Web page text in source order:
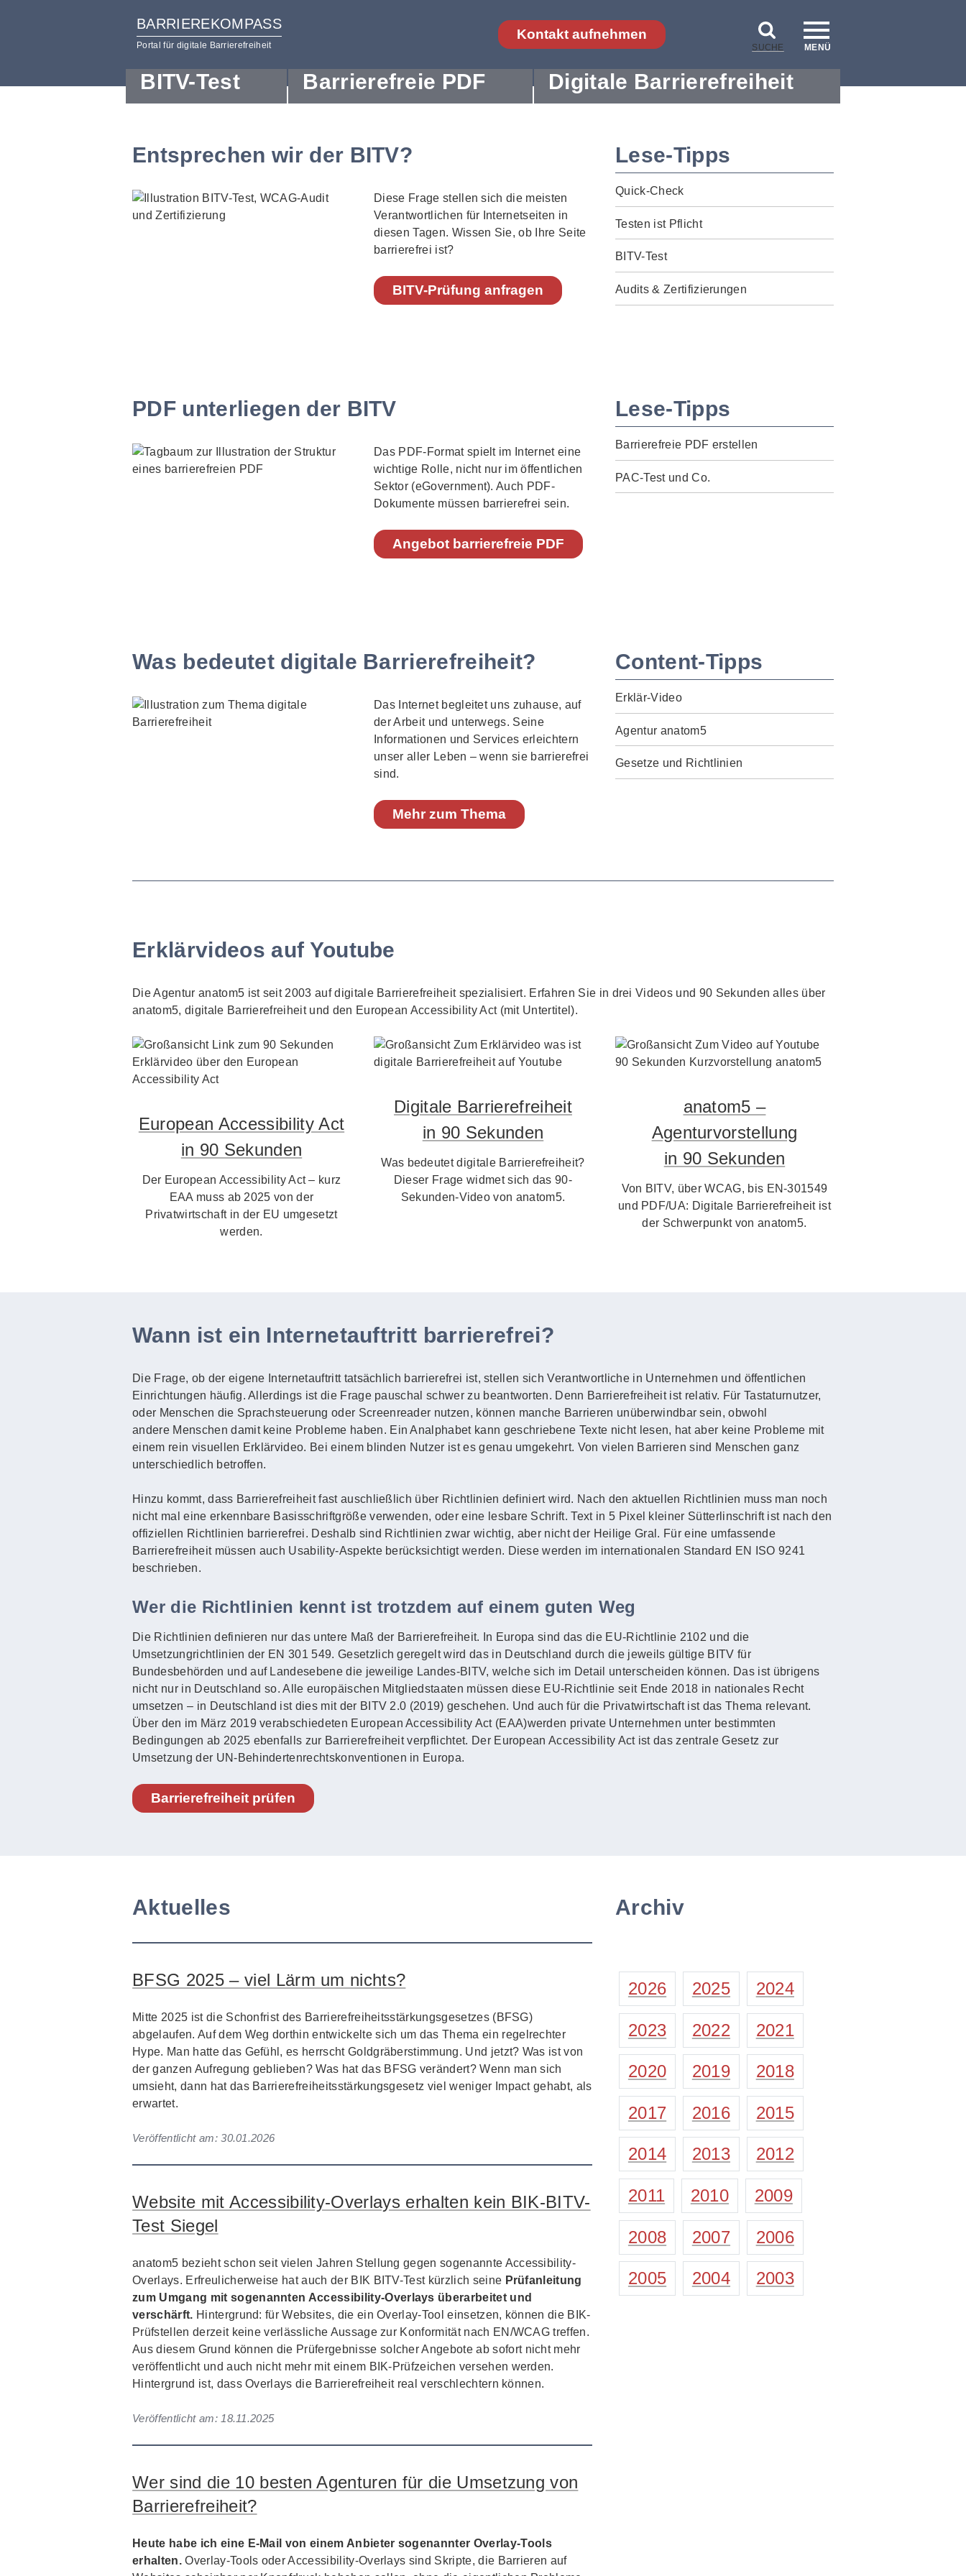
BARRIEREKOMPASS
Portal für digitale Barrierefreiheit
Kontakt aufnehmen
SUCHE MENÜ
BITV-Test Barrierefreie PDF Digitale Barrierefreiheit
Entsprechen wir der BITV?
Diese Frage stellen sich die meisten
Verantwortlichen für Internetseiten in
diesen Tagen. Wissen Sie, ob Ihre Seite
barrierefrei ist?
BITV-Prüfung anfragen
Lese-Tipps
Quick-Check
Testen ist Pflicht
BITV-Test
Audits & Zertifizierungen
PDF unterliegen der BITV
Das PDF-Format spielt im Internet eine
wichtige Rolle, nicht nur im öffentlichen
Sektor (eGovernment). Auch PDF-
Dokumente müssen barrierefrei sein.
Angebot barrierefreie PDF
Lese-Tipps
Barrierefreie PDF erstellen
PAC-Test und Co.
Was bedeutet digitale Barrierefreiheit?
Das Internet begleitet uns zuhause, auf
der Arbeit und unterwegs. Seine
Informationen und Services erleichtern
unser aller Leben – wenn sie barrierefrei
sind.
Mehr zum Thema
Content-Tipps
Erklär-Video
Agentur anatom5
Gesetze und Richtlinien
Erklärvideos auf Youtube
Die Agentur anatom5 ist seit 2003 auf digitale Barrierefreiheit spezialisiert. Erfahren Sie in drei Videos und 90 Sekunden alles über
anatom5, digitale Barrierefreiheit und den European Accessibility Act (mit Untertitel).
European Accessibility Act
in 90 Sekunden
Der European Accessibility Act – kurz
EAA muss ab 2025 von der
Privatwirtschaft in der EU umgesetzt
werden.
Digitale Barrierefreiheit
in 90 Sekunden
Was bedeutet digitale Barrierefreiheit?
Dieser Frage widmet sich das 90-
Sekunden-Video von anatom5.
anatom5 –
Agenturvorstellung
in 90 Sekunden
Von BITV, über WCAG, bis EN-301549
und PDF/UA: Digitale Barrierefreiheit ist
der Schwerpunkt von anatom5.
Wann ist ein Internetauftritt barrierefrei?
Die Frage, ob der eigene Internetauftritt tatsächlich barrierefrei ist, stellen sich Verantwortliche in Unternehmen und öffentlichen
Einrichtungen häufig. Allerdings ist die Frage pauschal schwer zu beantworten. Denn Barrierefreiheit ist relativ. Für Tastaturnutzer,
oder Menschen die Sprachsteuerung oder Screenreader nutzen, können manche Barrieren unüberwindbar sein, obwohl
andere Menschen damit keine Probleme haben. Ein Analphabet kann geschriebene Texte nicht lesen, hat aber keine Probleme mit
einem rein visuellen Erklärvideo. Bei einem blinden Nutzer ist es genau umgekehrt. Von vielen Barrieren sind Menschen ganz
unterschiedlich betroffen.
Hinzu kommt, dass Barrierefreiheit fast auschließlich über Richtlinien definiert wird. Nach den aktuellen Richtlinien muss man noch
nicht mal eine erkennbare Basisschriftgröße verwenden, oder eine lesbare Schrift. Text in 5 Pixel kleiner Sütterlinschrift ist nach den
offiziellen Richtlinien barrierefrei. Deshalb sind Richtlinien zwar wichtig, aber nicht der Heilige Gral. Für eine umfassende
Barrierefreiheit müssen auch Usability-Aspekte berücksichtigt werden. Diese werden im internationalen Standard EN ISO 9241
beschrieben.
Wer die Richtlinien kennt ist trotzdem auf einem guten Weg
Die Richtlinien definieren nur das untere Maß der Barrierefreiheit. In Europa sind das die EU-Richtlinie 2102 und die
Umsetzungrichtlinien der EN 301 549. Gesetzlich geregelt wird das in Deutschland durch die jeweils gültige BITV für
Bundesbehörden und auf Landesebene die jeweilige Landes-BITV, welche sich im Detail unterscheiden können. Das ist übrigens
nicht nur in Deutschland so. Alle europäischen Mitgliedstaaten müssen diese EU-Richtlinie seit Ende 2018 in nationales Recht
umsetzen – in Deutschland ist dies mit der BITV 2.0 (2019) geschehen. Und auch für die Privatwirtschaft ist das Thema relevant.
Über den im März 2019 verabschiedeten European Accessibility Act (EAA)werden private Unternehmen unter bestimmten
Bedingungen ab 2025 ebenfalls zur Barrierefreiheit verpflichtet. Der European Accessibility Act ist das zentrale Gesetz zur
Umsetzung der UN-Behindertenrechtskonventionen in Europa.
Barrierefreiheit prüfen
Aktuelles
BFSG 2025 – viel Lärm um nichts?
Mitte 2025 ist die Schonfrist des Barrierefreiheitsstärkungsgesetzes (BFSG)
abgelaufen. Auf dem Weg dorthin entwickelte sich um das Thema ein regelrechter
Hype. Man hatte das Gefühl, es herrscht Goldgräberstimmung. Und jetzt? Was ist von
der ganzen Aufregung geblieben? Was hat das BFSG verändert? Wenn man sich
umsieht, dann hat das Barrierefreiheitsstärkungsgesetz viel weniger Impact gehabt, als
erwartet.
Veröffentlicht am:30.01.2026
Website mit Accessibility-Overlays erhalten kein BIK-BITV-
Test Siegel
anatom5 bezieht schon seit vielen Jahren Stellung gegen sogenannte Accessibility-
Overlays. Erfreulicherweise hat auch der BIK BITV-Test kürzlich seine Prüfanleitung
zum Umgang mit sogenannten Accessibility-Overlays überarbeitet und
verschärft. Hintergrund: für Websites, die ein Overlay-Tool einsetzen, können die BIK-
Prüfstellen derzeit keine verlässliche Aussage zur Konformität nach EN/WCAG treffen.
Aus diesem Grund können die Prüfergebnisse solcher Angebote ab sofort nicht mehr
veröffentlicht und auch nicht mehr mit einem BIK-Prüfzeichen versehen werden.
Hintergrund ist, dass Overlays die Barrierefreiheit real verschlechtern können.
Veröffentlicht am: 18.11.2025
Wer sind die 10 besten Agenturen für die Umsetzung von
Barrierefreiheit?
Heute habe ich eine E-Mail von einem Anbieter sogenannter Overlay-Tools
erhalten.Overlay-Tools oder Accessibility-Overlays sind Skripte, die Barrieren auf
Archiv
2026 2025 2024
2023 2022 2021
2020 2019 2018
2017 2016 2015
2014 2013 2012
2011 2010 2009
2008 2007 2006
2005 2004 2003